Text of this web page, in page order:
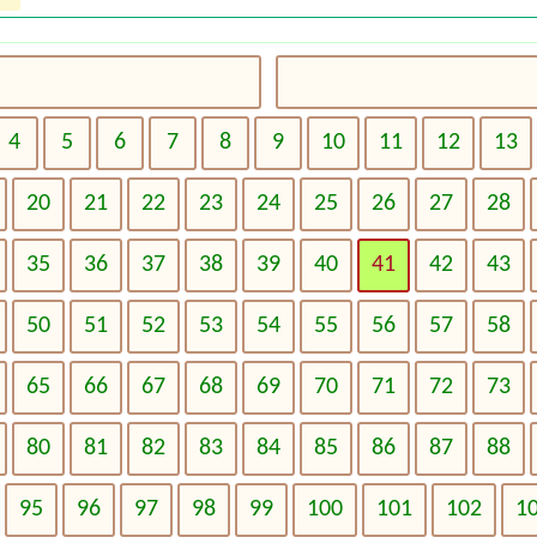
4 5 6 7 8 9 10 11 12 13
20 21 22 23 24 25 26 27 28
35 36 37 38 39 40 41 42 43
50 51 52 53 54 55 56 57 58
65 66 67 68 69 70 71 72 73
80 81 82 83 84 85 86 87 88
95 96 97 98 99 100 101 102